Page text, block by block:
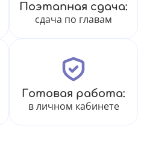
Поэтапная сдача:
сдача по главам
Готовая работа:
в личном кабинете